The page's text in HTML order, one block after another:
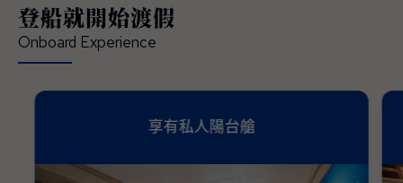
登船就開始渡假
Onboard Experience
享有私人陽台艙